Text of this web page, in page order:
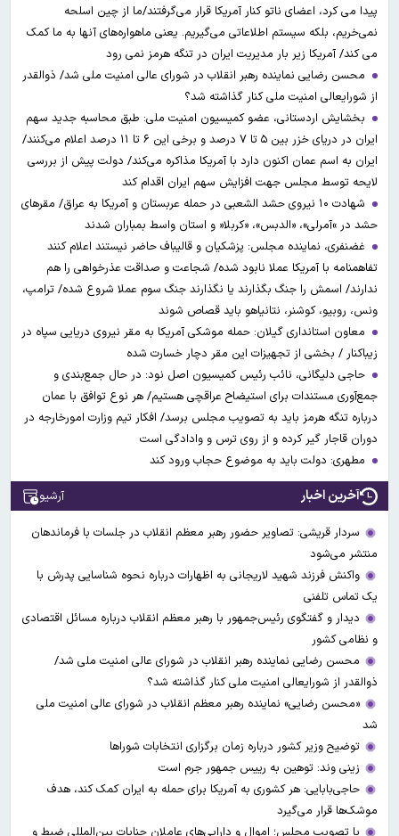
پیدا می کرد، اعضای ناتو کنار آمریکا قرار می‌گرفتند/ما از چین اسلحه
نمی‌خریم، بلکه سیستم اطلاعاتی می‌گیریم. یعنی ماهواره‌های آنها به ما کمک
می کند/ آمریکا زیر بار مدیریت ایران در تنگه هرمز نمی رود
محسن رضایی نماینده رهبر انقلاب در شورای عالی امنیت ملی شد/ ذوالقدر
از شورایعالی امنیت ملی کنار گذاشته شد؟
بخشایش اردستانی، عضو کمیسیون امنیت ملی: طبق محاسبه جدید سهم
ایران در دریای خزر بین ۵ تا ۷ درصد و برخی این ۶ تا ۱۱ درصد اعلام می‌کنند/
ایران به اسم عمان اکنون دارد با آمریکا مذاکره می‌کند/ دولت پیش از بررسی
لایحه توسط مجلس جهت افزایش سهم ایران اقدام کند
شهادت ۱۰ نیروی حشد الشعبی در حمله عربستان و آمریکا به عراق/ مقرهای
حشد در »آمرلی»، «الدبس»، «کربلا« و استان واسط بمباران شدند
غضنفری، نماینده مجلس: پزشکیان و قالیباف حاضر نیستند اعلام کنند
تفاهمنامه با آمریکا عملا نابود شده/ شجاعت و صداقت عذرخواهی را هم
ندارند/ اسمش را جنگ بگذارند یا نگذارند جنگ سوم عملا شروع شده/ ترامپ،
ونس، روبیو، کوشنر، نتانیاهو باید قصاص شوند
معاون استانداری گیلان: حمله موشکی آمریکا به مقر نیروی دریایی سپاه در
زیباکنار / بخشی از تجهیزات این مقر دچار خسارت شده
حاجی دلیگانی، نائب رئیس کمیسیون اصل نود: در حال جمع‌بندی و
جمع‌آوری مستندات برای استیضاح عراقچی هستیم/ هر نوع توافق با عمان
درباره تنگه هرمز باید به تصویب مجلس برسد/ افکار تیم وزارت امورخارجه در
دوران قاجار گیر کرده و از روی ترس و وادادگی است
مطهری: دولت باید به موضوع حجاب ورود کند
آخرین اخبار آرشیو
سردار قریشی: تصاویر حضور رهبر معظم انقلاب در جلسات با فرماندهان
منتشر می‌شود
واکنش فرزند شهید لاریجانی به اظهارات درباره نحوه شناسایی پدرش با
یک تماس تلفنی
دیدار و گفتگوی رئیس‌جمهور با رهبر معظم انقلاب درباره مسائل اقتصادی
و نظامی کشور
محسن رضایی نماینده رهبر انقلاب در شورای عالی امنیت ملی شد/
ذوالقدر از شورایعالی امنیت ملی کنار گذاشته شد؟
«محسن رضایی» نماینده رهبر معظم انقلاب در شورای عالی امنیت ملی
شد
توضیح وزیر کشور درباره زمان برگزاری انتخابات شوراها
زینی وند: توهین به رییس جمهور جرم است
حاجی‌بابایی: هر کشوری به آمریکا برای حمله به ایران کمک کند، هدف
موشک‌ها قرار می‌گیرد
با تصویب مجلس؛ اموال و دارایی‌های عاملان جنایات بین‌المللی ضبط و